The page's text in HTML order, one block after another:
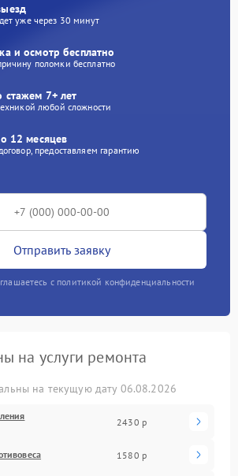
уже через 30 минут
и осмотр бесплатно
поломки бесплатно
стажем 7+ лет
любой сложности
12 месяцев
предоставляем гарантию
Отправить заявку
с политикой конфиденциальности
на услуги ремонта
на текущую дату 06.08.2026
2430 р
1580 р